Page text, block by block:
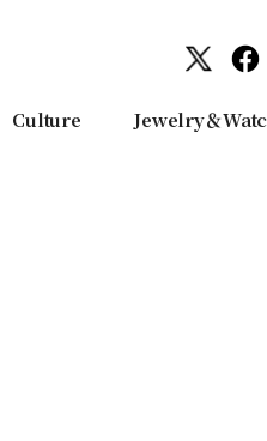
Culture Jewelry＆